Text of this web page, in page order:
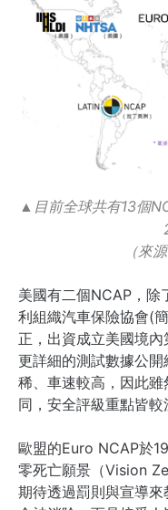
▲ 目前全球共有13個
（來
美國有二個NCAP，除
利組織汽車保險協會(
正，出資成立美國境
更詳細的測試數據公
稀、車速較高，因此
同，安全評級重點皆較
歐盟的Euro NCAP於
零死亡願景（Vision
期待透過罰則與宣導